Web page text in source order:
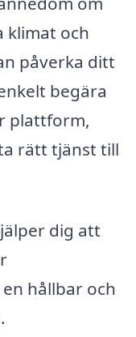
klimat och
påverka ditt
begära
plattform,
rätt tjänst till
dig att
hållbar och